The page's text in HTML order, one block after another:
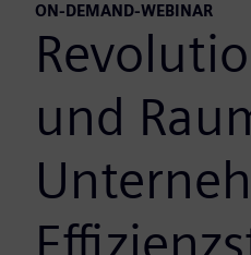
ON-DEMAND-WEBINAR
und